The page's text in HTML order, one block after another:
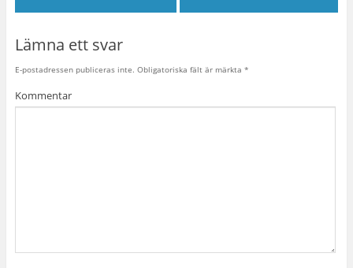
Lämna ett svar
E-postadressen publiceras inte. Obligatoriska fält är märkta *
Kommentar